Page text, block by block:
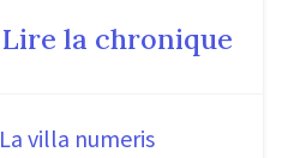
Lire la chronique
La villa numeris